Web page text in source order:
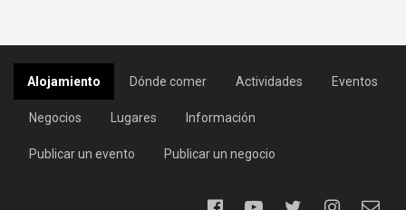
Alojamiento Dónde comer Actividades Eventos
Negocios Lugares Información
Publicar un evento Publicar un negocio